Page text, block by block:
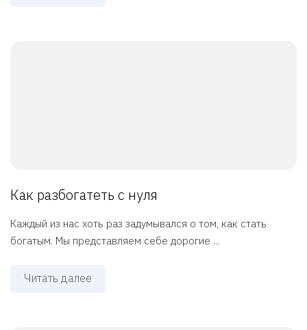
Как разбогатеть с нуля
Каждый из нас хоть раз задумывался о том, как стать
богатым. Мы представляем себе дорогие ...
Читать далее